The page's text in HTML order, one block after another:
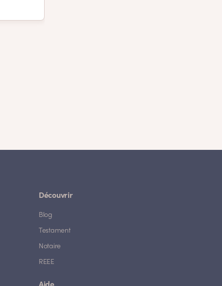
Découvrir
Blog
Testament
Notaire
REEE